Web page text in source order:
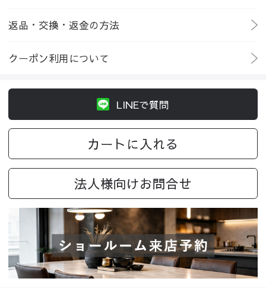
返品・交換・返金の方法
クーポン利用について
LINEで質問
カートに入れる
法人様向けお問合せ